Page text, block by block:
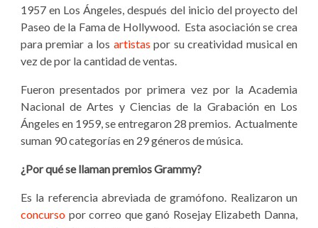
1957 en Los Ángeles, después del inicio del proyecto del
Paseo de la Fama de Hollywood. Esta asociación se crea
para premiar a los artistas por su creatividad musical en
vez de por la cantidad de ventas.
Fueron presentados por primera vez por la Academia
Nacional de Artes y Ciencias de la Grabación en Los
Ángeles en 1959, se entregaron 28 premios. Actualmente
suman 90 categorías en 29 géneros de música.
¿Por qué se llaman premios Grammy?
Es la referencia abreviada de gramófono. Realizaron un
concurso por correo que ganó Rosejay Elizabeth Danna,